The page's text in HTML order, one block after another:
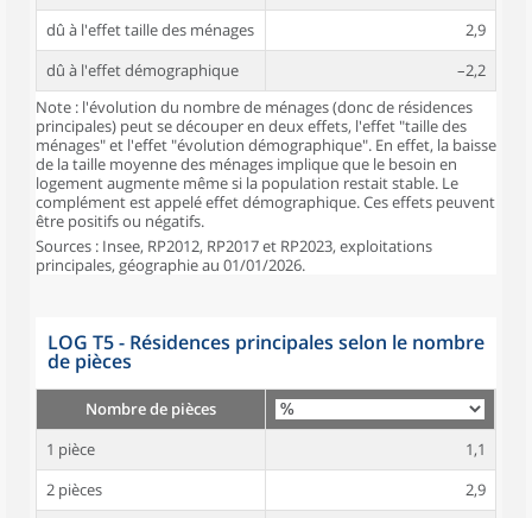
dû à l'effet taille des ménages
2,9
dû à l'effet démographique
–2,2
Note : l'évolution du nombre de ménages (donc de résidences
principales) peut se découper en deux effets, l'effet "taille des
ménages" et l'effet "évolution démographique". En effet, la baisse
de la taille moyenne des ménages implique que le besoin en
logement augmente même si la population restait stable. Le
complément est appelé effet démographique. Ces effets peuvent
être positifs ou négatifs.
Sources : Insee, RP2012, RP2017 et RP2023, exploitations
principales, géographie au 01/01/2026.
LOG T5 - Résidences principales selon le nombre
de pièces
Nombre de pièces
1 pièce
1,1
2 pièces
2,9